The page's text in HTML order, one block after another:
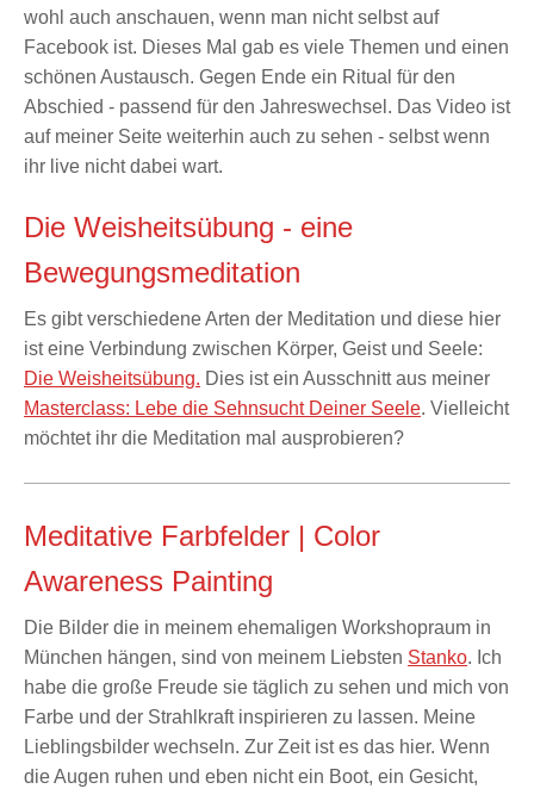
wohl auch anschauen, wenn man nicht selbst auf
Facebook ist. Dieses Mal gab es viele Themen und einen
schönen Austausch. Gegen Ende ein Ritual für den
Abschied - passend für den Jahreswechsel. Das Video ist
auf meiner Seite weiterhin auch zu sehen - selbst wenn
ihr live nicht dabei wart.
Die Weisheitsübung - eine
Bewegungsmeditation
Es gibt verschiedene Arten der Meditation und diese hier
ist eine Verbindung zwischen Körper, Geist und Seele:
Die Weisheitsübung. Dies ist ein Ausschnitt aus meiner
Masterclass: Lebe die Sehnsucht Deiner Seele. Vielleicht
möchtet ihr die Meditation mal ausprobieren?
Meditative Farbfelder | Color
Awareness Painting
Die Bilder die in meinem ehemaligen Workshopraum in
München hängen, sind von meinem Liebsten Stanko. Ich
habe die große Freude sie täglich zu sehen und mich von
Farbe und der Strahlkraft inspirieren zu lassen. Meine
Lieblingsbilder wechseln. Zur Zeit ist es das hier. Wenn
die Augen ruhen und eben nicht ein Boot, ein Gesicht,